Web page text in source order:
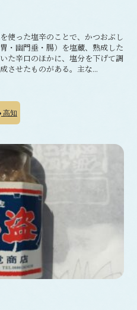
使った塩辛のことで、かつおぶし
・幽門垂・腸）を塩蔵、熟成した
た辛口のほかに、塩分を下げて調
させたものがある。主な...
高知